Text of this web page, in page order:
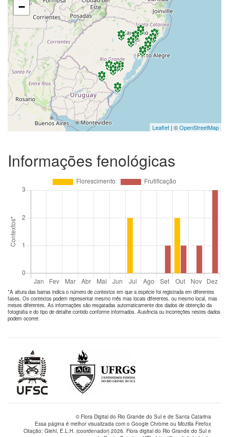
−
Leaflet | ©OpenStreetMap
Informações fenológicas
*A altura das barras indica o número de contextos em que a espécie foi registrada em diferentes
fases. Os contextos podem representar mesmo mês mas locais diferentes, ou mesmo local, mas
meses diferentes. As informações são resgatadas automaticamente dos dados de obtenção da
fotografia e do tipo de detalhe contido conforme informados. Ausência ou incorreções nestes dados
podem ocorrer.
© Flora Digital do Rio Grande do Sul e de Santa Catarina
Essa página é melhor visualizada com o Google Chrome ou Mozilla Firefox
Citação: Giehl, E.L.H. (coordenador) 2026. Flora digital do Rio Grande do Sul e